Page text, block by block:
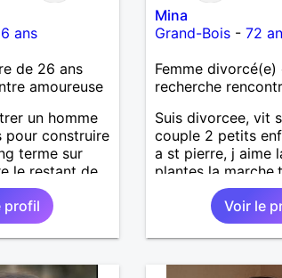
ans
de 26 ans
amoureuse
un homme
pour construire
terme sur
le restant de
profil
Mina
Grand-Bois- 72
Femme divorcé(e)
recherche
Suis divorcee, vit
couple 2 petits
a st pierre, j aime
plantes la
voyages 1m65 68
Voir le